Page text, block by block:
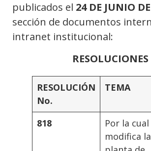
publicados el 24 DE JUNIO
sección de documentos
intranet institucional:
RESOLUCIONES
RESOLUCIÓN
No.
TEMA
818
Por la cual
modifica la